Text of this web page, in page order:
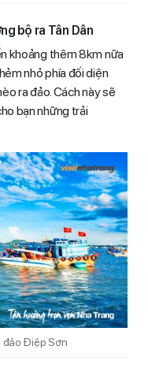
bộ ra Tân Dân
khoảng thêm 8km nữa
nhỏ phía đối diện
ra đảo. Cách này sẽ
bạn những trải
đảo Điệp Sơn